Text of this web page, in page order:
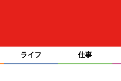
ライフ 仕事